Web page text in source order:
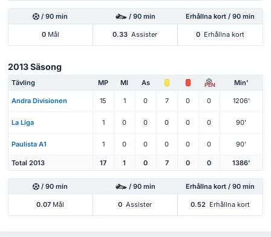
/ 90 min / 90 min Erhållna kort / 90 min
0Mål 0.33 Assister 0 Erhållna kort
2013 Säsong
Tävling MP Ml As PEN Min'
Andra Divisionen 15 1 0 7 0 0 1206'
La Liga 1 0 0 0 0 0 90'
Paulista A1 1 0 0 0 0 0 90'
Total 2013 17 1 0 7 0 0 1386'
/ 90 min / 90 min Erhållna kort / 90 min
0.07 Mål 0 Assister 0.52 Erhållna kort